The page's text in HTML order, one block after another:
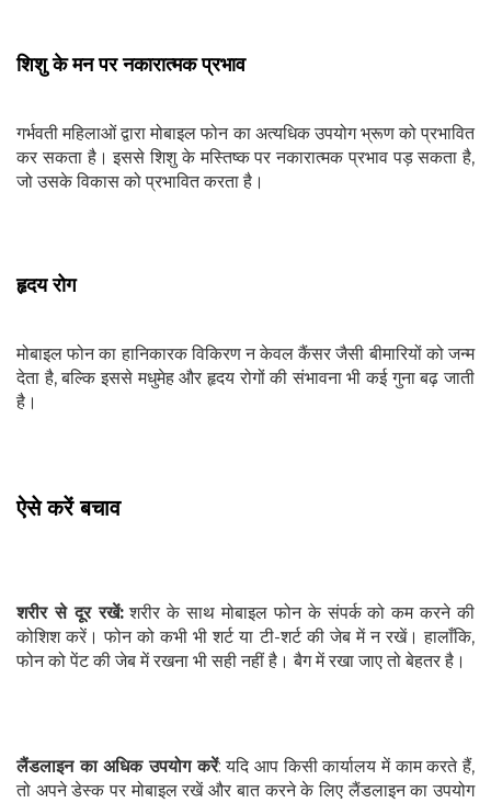
शिशु के मन पर नकारात्मक प्रभाव
गर्भवती महिलाओं द्वारा मोबाइल फोन का अत्यधिक उपयोग भ्रूण को प्रभावित
कर सकता है। इससे शिशु के मस्तिष्क पर नकारात्मक प्रभाव पड़ सकता है,
जो उसके विकास को प्रभावित करता है।
हृदय रोग
मोबाइल फोन का हानिकारक विकिरण न केवल कैंसर जैसी बीमारियों को जन्म
देता है, बल्कि इससे मधुमेह और हृदय रोगों की संभावना भी कई गुना बढ़ जाती
है।
ऐसे करें बचाव
शरीर से दूर रखें:शरीर के साथ मोबाइल फोन के संपर्क को कम करने की
कोशिश करें। फोन को कभी भी शर्ट या टी-शर्ट की जेब में न रखें। हालाँकि,
फोन को पेंट की जेब में रखना भी सही नहीं है। बैग में रखा जाए तो बेहतर है।
लैंडलाइन का अधिक उपयोग करें: यदि आप किसी कार्यालय में काम करते हैं,
तो अपने डेस्क पर मोबाइल रखें और बात करने के लिए लैंडलाइन का उपयोग